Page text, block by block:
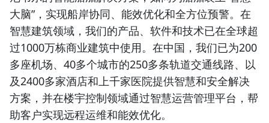
大脑”，实现船岸协同、能效优化和全方位预警。在
智慧建筑领域，我们的产品、软件和技术已在全球超
过1000万栋商业建筑中使用。在中国，我们已为200
多座机场、40多个城市的250多条轨道交通线路、以
及2400多家酒店和上千家医院提供智慧和安全解决
方案，并在楼宇控制领域通过智慧运营管理平台，帮
助客户实现远程运维和能效优化。